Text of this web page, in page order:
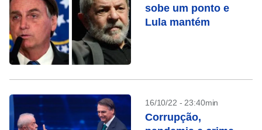
sobe um ponto e
Lula mantém
16/10/22 - 23:40min
Corrupção,